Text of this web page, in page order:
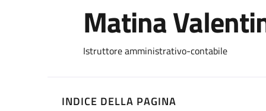
Matina
Istruttore amministrativo-contabile
INDICE DELLA PAGINA